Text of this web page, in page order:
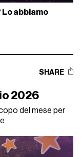
abbiamo
SHARE
2026
del mese per